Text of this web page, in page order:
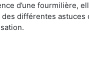
d’une fourmilière,
différentes